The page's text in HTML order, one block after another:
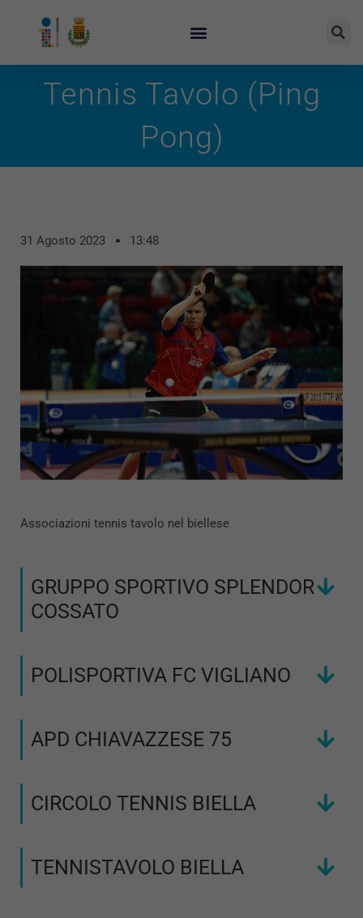
Tennis Tavolo (Ping
Pong)
31 Agosto 2023 13:48
Associazioni tennis tavolo nel biellese
GRUPPO SPORTIVO SPLENDOR
COSSATO
POLISPORTIVA FC VIGLIANO
APD CHIAVAZZESE 75
CIRCOLO TENNIS BIELLA
TENNISTAVOLO BIELLA